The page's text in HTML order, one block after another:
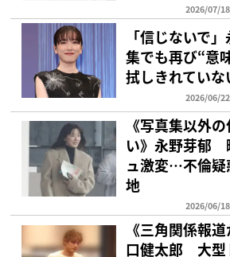
2026/07/
「信じないで
集でも再び“意
拭しきれてい
2026/06/
《写真集以外
い》永野芽郁
ュ激変…不倫疑
地
2026/06/
《三角関係報
口健太郎 大型